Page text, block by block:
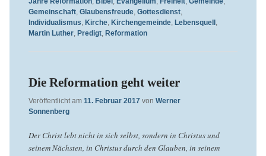
Gemeinschaft, Glaubensfreude, Gottesdienst,
Individualismus, Kirche, Kirchengemeinde, Lebensquell ,
Martin Luther, Predigt, Reformation
Die Reformation geht weiter
Veröffentlicht am 11. Februar 2017 von Werner
Sonnenberg
Der Christ lebt nicht in sich selbst, sondern in Christus und
seinem Nächsten, in Christus durch den Glauben, in seinem